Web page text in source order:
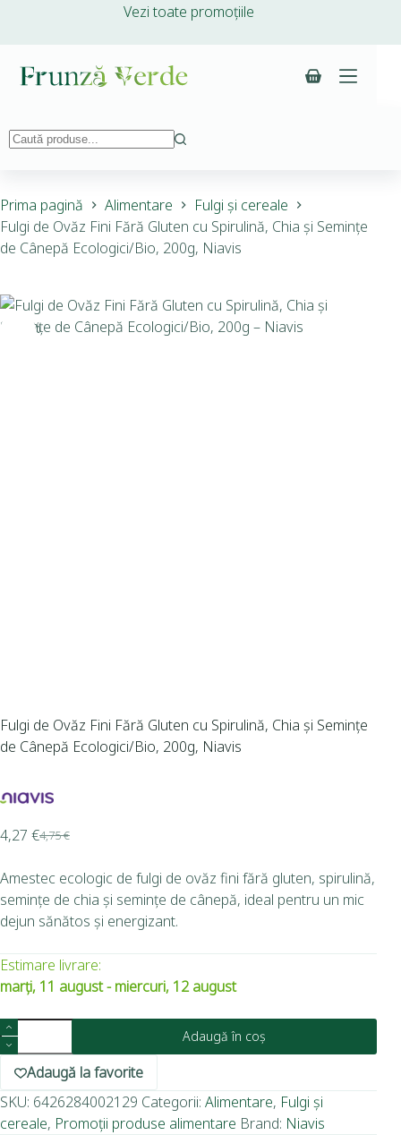
Vezi toate promoțiile
Prima pagină Alimentare
Fulgi și cereale
Fulgi de Ovăz Fini Fără Gluten cu Spirulină, Chia și Semințe
de Cânepă Ecologici/Bio, 200g, Niavis
-10%
Fulgi de Ovăz Fini Fără Gluten cu Spirulină, Chia și Semințe
de Cânepă Ecologici/Bio, 200g, Niavis
4,75€
4,27 €
Amestec ecologic de fulgi de ovăz fini fără gluten, spirulină,
semințe de chia și semințe de cânepă, ideal pentru un mic
dejun sănătos și energizant.
Estimare livrare:
marți, 11 august - miercuri, 12 august
Adaugă în coș
Adaugă la favorite
SKU: 6426284002129 Categorii: Alimentare, Fulgi și
cereale, Promoții produse alimentare Brand: Niavis